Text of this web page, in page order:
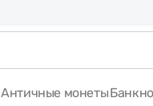
Античные монеты